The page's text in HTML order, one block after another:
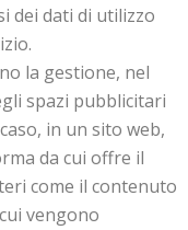
dei dati di utilizzo
la gestione, nel
spazi pubblicitari
in un sito web,
da cui offre il
come il contenuto
vengono